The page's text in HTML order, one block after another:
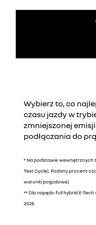
Wybierz to, co
czasu jazdy w
zmniejszonej
podłączania do
* Na podstawie wewnętrznych
Test Cycle). Podany procent
warunki pogodowe).
** Dla napędu full hybrid E-
2025.